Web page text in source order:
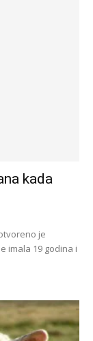
kada
je
imala 19 godina i